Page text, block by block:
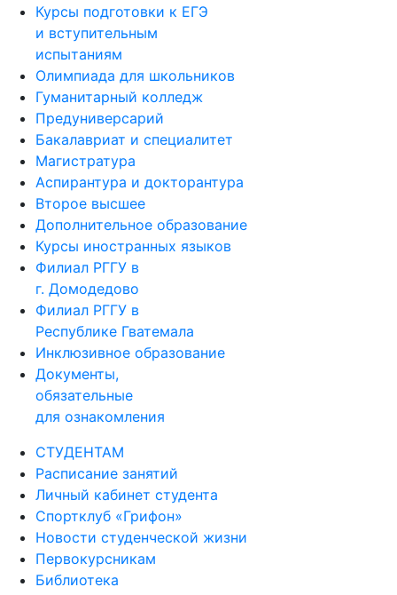
Курсы подготовки к ЕГЭ
и вступительным
испытаниям
Олимпиада для школьников
Гуманитарный колледж
Предуниверсарий
Бакалавриат и специалитет
Магистратура
Аспирантура и докторантура
Второе высшее
Дополнительное образование
Курсы иностранных языков
Филиал РГГУ в
г. Домодедово
Филиал РГГУ в
Республике Гватемала
Инклюзивное образование
Документы,
обязательные
для ознакомления
СТУДЕНТАМ
Расписание занятий
Личный кабинет студента
Спортклуб «Грифон»
Новости студенческой жизни
Первокурсникам
Библиотека